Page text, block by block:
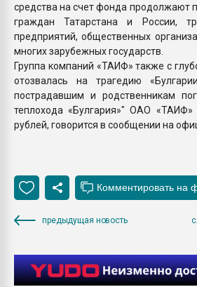
средства на счет фонда продолжают
граждан Татарстана и России,
предприятий, общественных
многих зарубежных государств.
Группа компаний «ТАИФ» также с
отозвалась на трагедию
пострадавшим и родственникам
теплохода «Булгария»" ОАО «ТАИФ»
рублей, говорится в сообщении на
предыдущая новость